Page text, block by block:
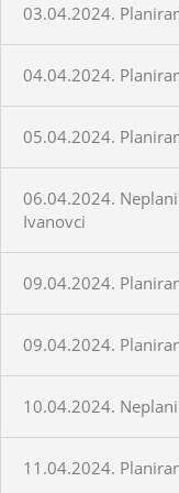
03.04.2024.
04.04.2024.
05.04.2024.
06.04.2024.
Ivanovci
09.04.2024.
09.04.2024.
10.04.2024.
11.04.2024.